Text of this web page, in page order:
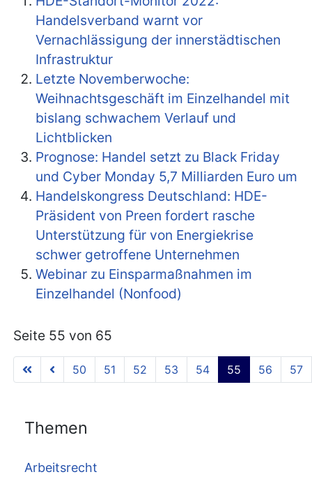
Handelsverband warnt vor
Vernachlässigung der innerstädtischen
Infrastruktur
Letzte Novemberwoche:
Weihnachtsgeschäft im Einzelhandel mit
bislang schwachem Verlauf und
Lichtblicken
Prognose: Handel setzt zu Black Friday
und Cyber Monday 5,7 Milliarden Euro um
Handelskongress Deutschland: HDE-
Präsident von Preen fordert rasche
Unterstützung für von Energiekrise
schwer getroffene Unternehmen
Webinar zu Einsparmaßnahmen im
Einzelhandel (Nonfood)
Seite 55 von 65
50 51 52 53 54 55 56 57
Themen
Arbeitsrecht